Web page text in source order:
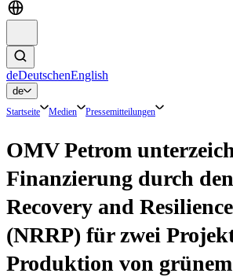
deDeutschenEnglish
de
Startseite Medien Pressemitteilungen
OMV Petrom
Finanzierung durch
Recovery and
(NRRP) für zwei
Produktion von